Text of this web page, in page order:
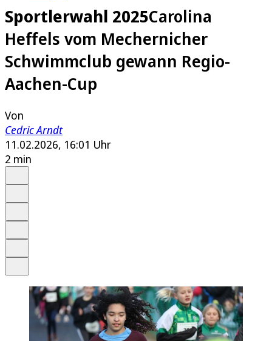
Sportlerwahl 2025Carolina
Heffels vom Mechernicher
Schwimmclub gewann Regio-
Aachen-Cup
Von
Cedric Arndt
11.02.2026, 16:01 Uhr
2 min